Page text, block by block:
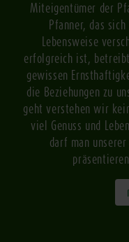
Miteigentümer der
Pfanner, das sich
Lebensweise
erfolgreich ist,
gewissen
die Beziehungen zu
geht verstehen wir
viel Genuss und
darf man